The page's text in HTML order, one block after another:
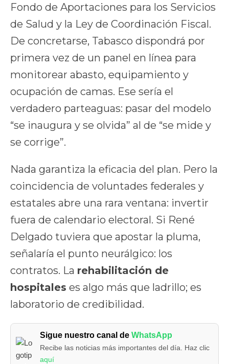
Fondo de Aportaciones para los Servicios
de Salud y la Ley de Coordinación Fiscal.
De concretarse, Tabasco dispondrá por
primera vez de un panel en línea para
monitorear abasto, equipamiento y
ocupación de camas. Ese sería el
verdadero parteaguas: pasar del modelo
“se inaugura y se olvida” al de “se mide y
se corrige”.
Nada garantiza la eficacia del plan. Pero la
coincidencia de voluntades federales y
estatales abre una rara ventana: invertir
fuera de calendario electoral. Si René
Delgado tuviera que apostar la pluma,
señalaría el punto neurálgico: los
contratos. La rehabilitación de
hospitales es algo más que ladrillo; es
laboratorio de credibilidad.
Sigue nuestro canal deWhatsApp
Recibe las noticias más importantes del día. Haz clic
aquí